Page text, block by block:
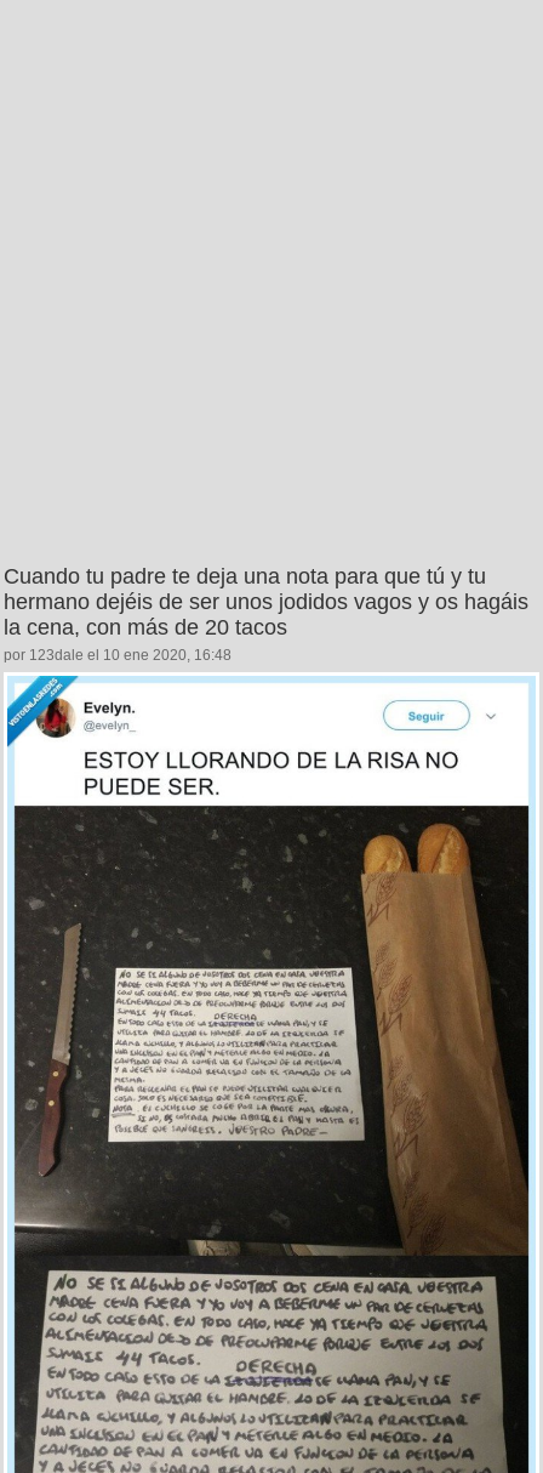
Cuando tu padre te deja una nota para que tú y tu
hermano dejéis de ser unos jodidos vagos y os hagáis
la cena, con más de 20 tacos
por 123dale el 10 ene 2020, 16:48